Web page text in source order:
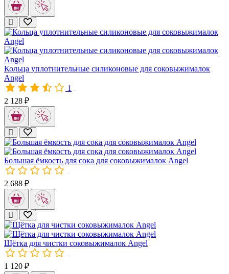
Рем. комплект шнеков для соковыжималок Angel (пластиковые
Кольца уплотнительные силиконовые для соковыжималок
Деталь, препятствующая попаданию сока во внутренний
В комплекте – 2 шт.
Большая ёмкость для сока для соковыжималок Angel
Изготовлена из BPA-free пластика. Объём: 1,4 л.
Щётка для чистки соковыжималок Angel
Кольца уплотнительные силиконовые для соковыжималок
Angel
1
2 128 ₽
Большая ёмкость для сока для соковыжималок Angel
2 688 ₽
Щётка для чистки соковыжималок Angel
1 120 ₽